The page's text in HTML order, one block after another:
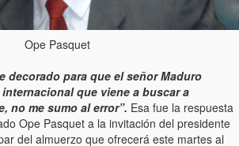
Ope Pasquet
decorado para que el señor Maduro
que viene a buscar a
no me sumo al error”. Esa fue la respuesta
Ope Pasquet a la invitación del presidente
del almuerzo que ofrecerá este martes al